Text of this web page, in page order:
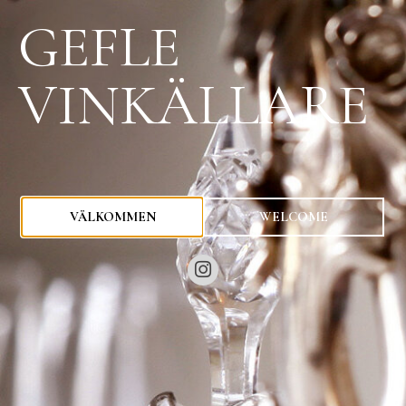
0 kr
GEFLE
VINKÄLLARE
VÄLKOMMEN WELCOME